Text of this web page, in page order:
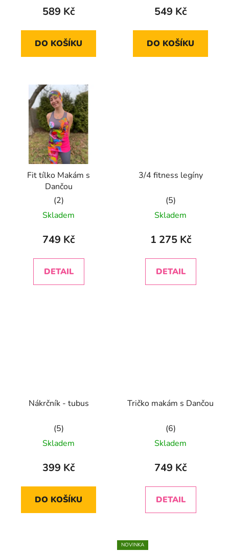
produktu
5,0
z
589 Kč
DO KOŠÍKU
produktu
5,0
z
549 Kč
DO KOŠÍKU
Fit tílko Makám s
Dančou
Průměrné
hodnocení
produktu
5,0
z
Skladem
749 Kč
DETAIL
3/4 fitness legíny
Průměrné
hodnocení
produktu
5,0
z
Skladem
1 275 Kč
DETAIL
Nákrčník - tubus
Průměrné
hodnocení
produktu
5,0
z
Skladem
399 Kč
DO KOŠÍKU
Tričko makám s Dančou
Průměrné
hodnocení
produktu
5,0
z
Skladem
749 Kč
DETAIL
NOVINKA